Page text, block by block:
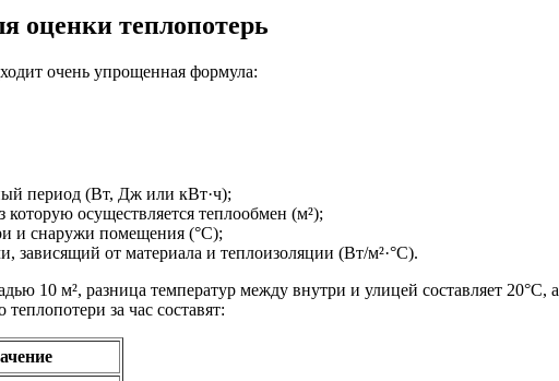
оценки теплопотерь
очень упрощенная формула:
период (Вт, Дж или кВт·ч);
осуществляется теплообмен (м²);
и снаружи помещения (°C);
зависящий от материала и теплоизоляции (Вт/м²·°C).
10 м², разница температур между внутри и улицей составляет
за час составят: